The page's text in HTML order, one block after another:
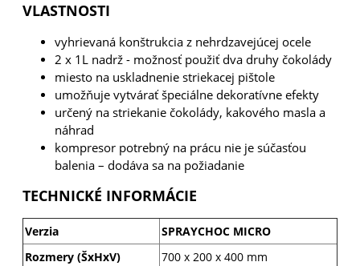
VLASTNOSTI
vyhrievaná konštrukcia z nehrdzavejúcej ocele
2 x 1L nadrž - možnosť použiť dva druhy čokolády
miesto na uskladnenie striekacej pištole
umožňuje vytvárať špeciálne dekoratívne efekty
určený na striekanie čokolády, kakového masla a
náhrad
kompresor potrebný na prácu nie je súčasťou
balenia – dodáva sa na požiadanie
TECHNICKÉ INFORMÁCIE
Verzia
SPRAYCHOC MICRO
Rozmery (ŠxHxV)
700 x 200 x 400 mm